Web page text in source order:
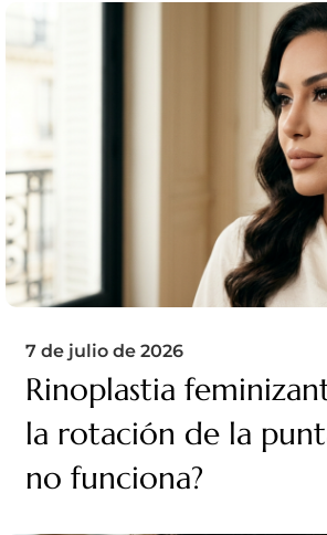
7 de julio de 2026
Rinoplastia
la rotación de la
no funciona?